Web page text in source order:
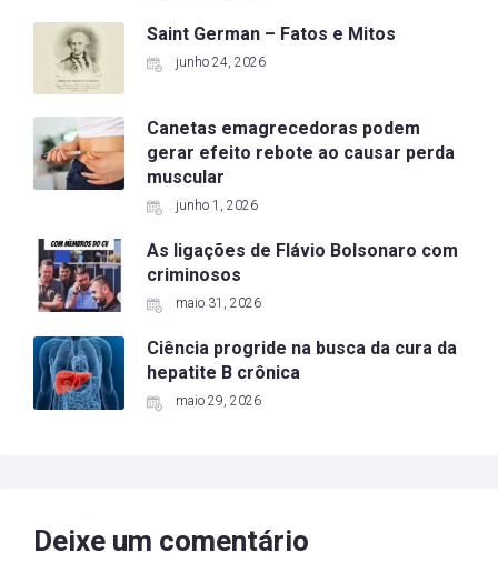
Saint German – Fatos e Mitos
junho 24, 2026
Canetas emagrecedoras podem
gerar efeito rebote ao causar perda
muscular
junho 1, 2026
As ligações de Flávio Bolsonaro com
criminosos
maio 31, 2026
Ciência progride na busca da cura da
hepatite B crônica
maio 29, 2026
Deixe um comentário